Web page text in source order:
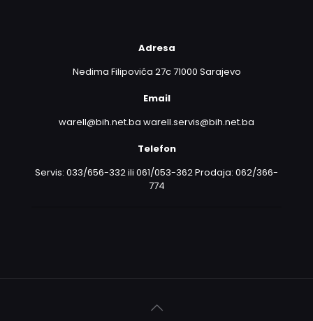
Adresa
Nedima Filipovića 27c 71000 Sarajevo
Email
warell@bih.net.ba warell.servis@bih.net.ba
Telefon
Servis: 033/656-332 ili 061/053-362 Prodaja: 062/366-
774